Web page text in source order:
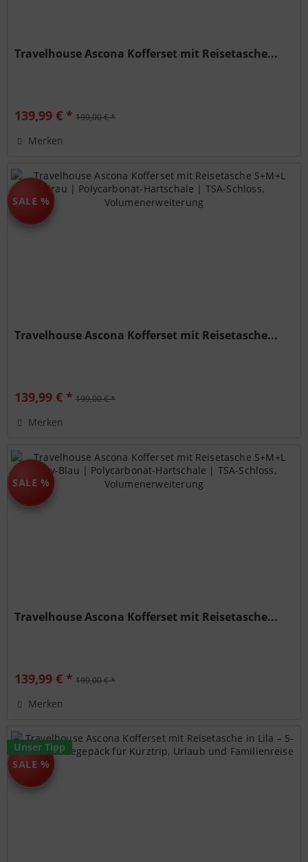
Travelhouse Ascona Kofferset mit Reisetasche...
139,99 € * 199,00 € *
Merken
SALE %
Travelhouse Ascona Kofferset mit Reisetasche...
139,99 € * 199,00 € *
Merken
SALE %
Travelhouse Ascona Kofferset mit Reisetasche...
139,99 € * 199,00 € *
Merken
SALE %
Unser Tipp